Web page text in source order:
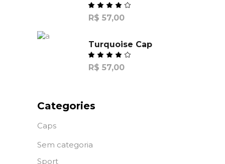
R$ 57,00
Turquoise Cap
R$ 57,00
Categories
Caps
Sem categoria
Sport